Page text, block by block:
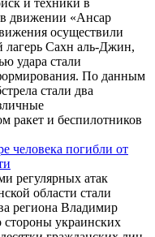
и техники в
движении «Ансар
осуществили
лагерь Сахн аль-Джин,
удара стали
По данным
стали два
ракет и беспилотников
человека погибли от
регулярных атак
области стали
региона Владимир
стороны украинских